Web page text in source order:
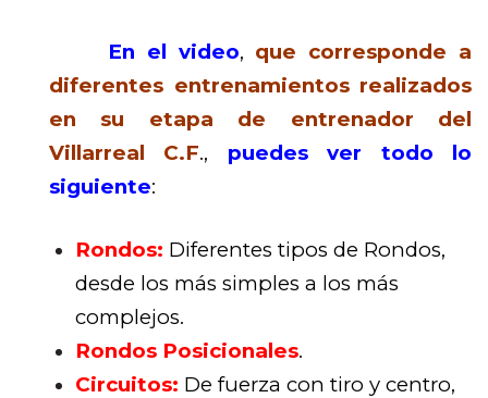
En el video, que corresponde a
diferentes entrenamientos realizados
en su etapa de entrenador del
Villarreal C.F., puedes ver todo lo
siguiente:
Rondos: Diferentes tipos de Rondos,
desde los más simples a los más
complejos.
Rondos Posicionales.
Circuitos: De fuerza con tiro y centro,